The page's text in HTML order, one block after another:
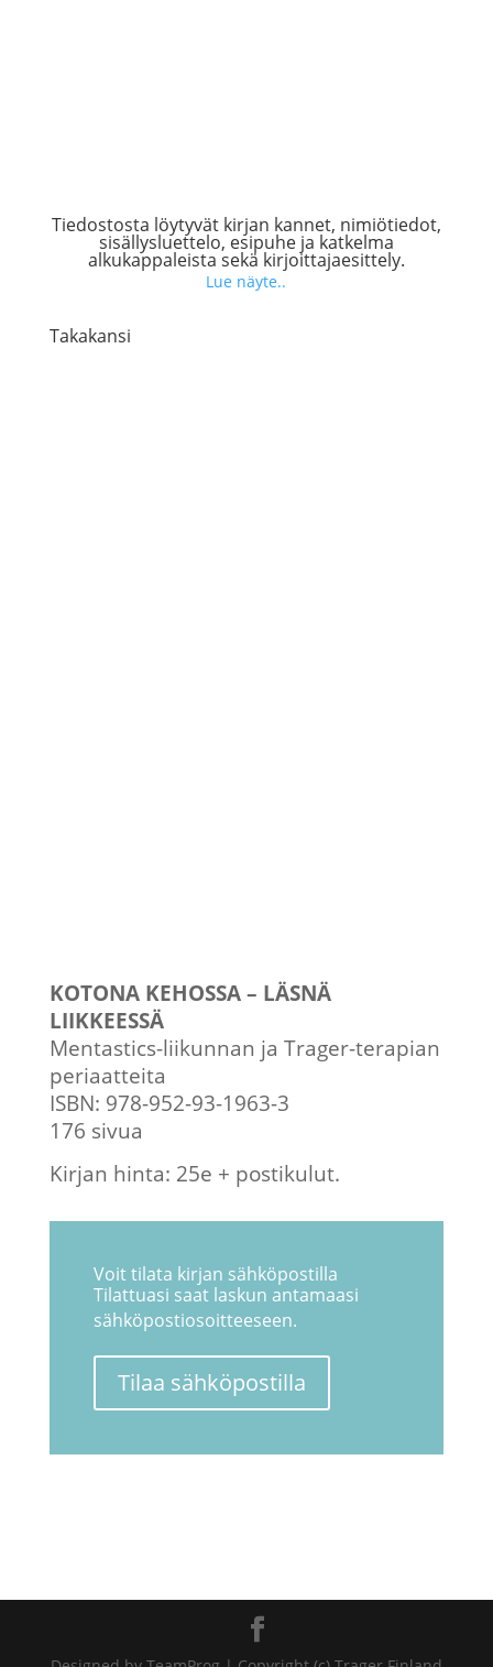
Tiedostosta löytyvät kirjan kannet, nimiötiedot,
sisällysluettelo, esipuhe ja katkelma
alkukappaleista sekä kirjoittajaesittely.
Lue näyte..
Takakansi
KOTONA KEHOSSA – LÄSNÄ
LIIKKEESSÄ
Mentastics-liikunnan ja Trager-terapian
periaatteita
ISBN: 978-952-93-1963-3
176 sivua
Kirjan hinta: 25e + postikulut.
Voit tilata kirjan sähköpostilla
Tilattuasi saat laskun antamaasi
sähköpostiosoitteeseen.
Tilaa sähköpostilla